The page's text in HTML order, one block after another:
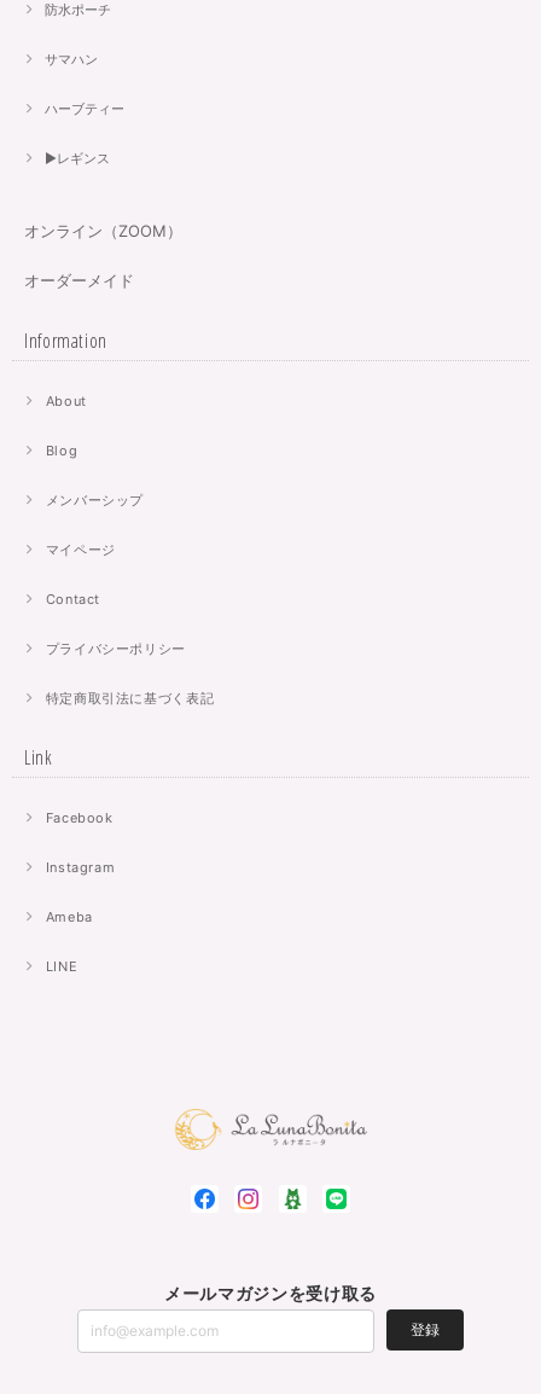
防水ポーチ
サマハン
ハーブティー
▶︎レギンス
オンライン（ZOOM）
オーダーメイド
Information
About
Blog
メンバーシップ
マイページ
Contact
プライバシーポリシー
特定商取引法に基づく表記
Link
Facebook
Instagram
Ameba
LINE
メールマガジンを受け取る
登録